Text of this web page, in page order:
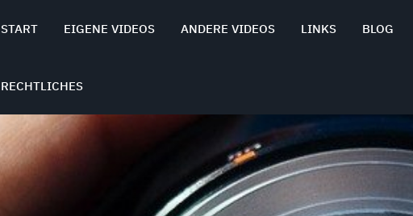
START EIGENE VIDEOS ANDERE VIDEOS LINKS BLOG
RECHTLICHES